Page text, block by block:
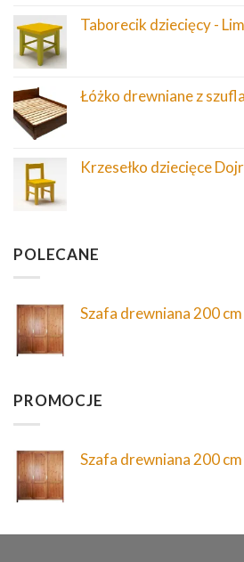
Taborecik dziecięcy -
Łóżko drewniane z
Krzesełko dziecięce
POLECANE
Szafa drewniana 200 cm
PROMOCJE
Szafa drewniana 200 cm